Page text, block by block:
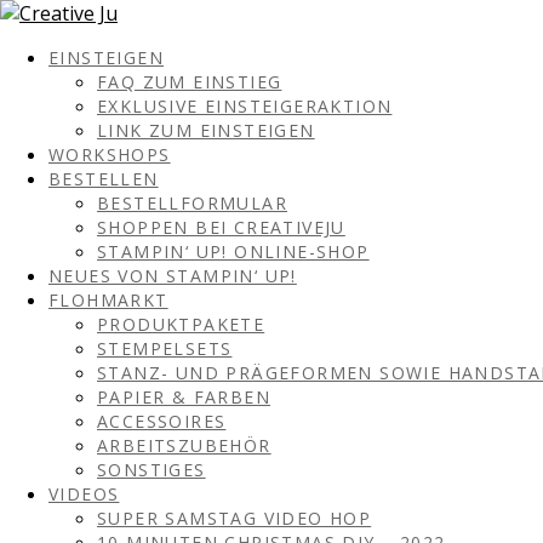
EINSTEIGEN
FAQ ZUM EINSTIEG
EXKLUSIVE EINSTEIGERAKTION
LINK ZUM EINSTEIGEN
WORKSHOPS
BESTELLEN
BESTELLFORMULAR
SHOPPEN BEI CREATIVEJU
STAMPIN‘ UP! ONLINE-SHOP
NEUES VON STAMPIN‘ UP!
FLOHMARKT
PRODUKTPAKETE
STEMPELSETS
STANZ- UND PRÄGEFORMEN SOWIE
PAPIER & FARBEN
ACCESSOIRES
ARBEITSZUBEHÖR
SONSTIGES
VIDEOS
SUPER SAMSTAG VIDEO HOP